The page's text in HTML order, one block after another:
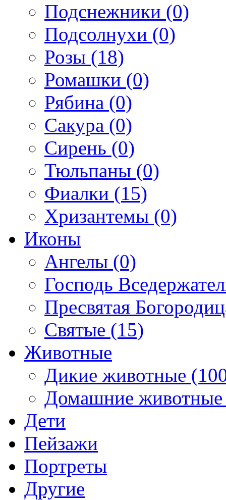
Подснежники (0)
Подсолнухи (0)
Розы (18)
Ромашки (0)
Рябина (0)
Сакура (0)
Сирень (0)
Тюльпаны (0)
Фиалки (15)
Хризантемы (0)
Иконы
Ангелы (0)
Господь
Пресвятая
Святые (15)
Животные
Дикие животные
Домашние
Дети
Пейзажи
Портреты
Другие